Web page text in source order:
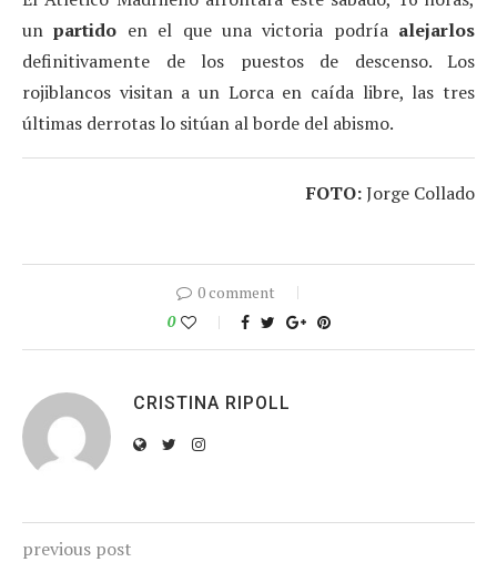
unpartido en el que una victoria podría alejarlos
definitivamente de los puestos de descenso. Los
rojiblancos visitan a un Lorca en caída libre, las tres
últimas derrotas lo sitúan al borde del abismo.
FOTO:Jorge Collado
0 comment
0
CRISTINA RIPOLL
previous post